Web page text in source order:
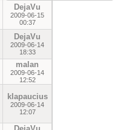
DejaVu
2009-06-15
00:37
DejaVu
2009-06-14
18:33
malan
2009-06-14
12:52
klapaucius
2009-06-14
12:07